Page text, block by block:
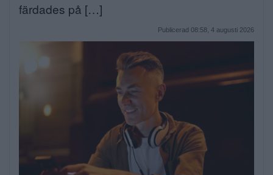
färdades på […]
Publicerad 08:58, 4 augusti 2026